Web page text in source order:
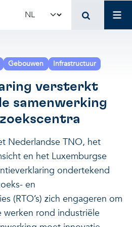
Select your language
VITO en jouw
Concrete toepassingen
Gebruik onze infrastructuur
Licenties en spin-offs
VITO4STARTERS
Voer voor
Concrete toepassingen
State-of-the-art
Voorbeeldprojecten
Nieuws en updates
Onderzoek en
Unieke infrastructuur
Concrete toepassingen
Onze projecten
Wetenschappelijke
Gebouwen Infrastructuur
versterkt
samenwerking
Nederlandse TNO, het
en het Luxemburgse
ondertekend
en
(RTO’s) zich engageren om
werken rond industriële